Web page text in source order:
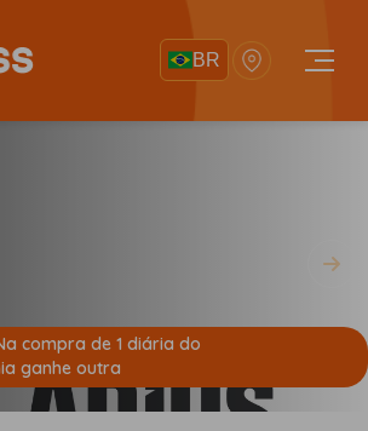
BR
compra de 1 diária do
ganhe outra